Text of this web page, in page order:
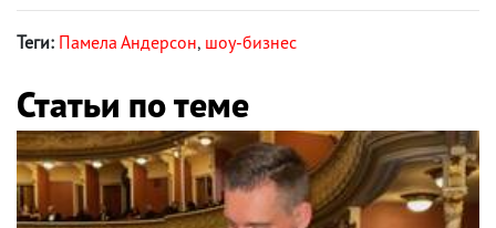
Теги: Памела Андерсон, шоу-бизнес
Статьи по теме